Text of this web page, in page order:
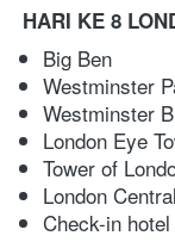
HARI KE 8
Big Ben
Westminster
Westminster
London Eye
Tower of
London
Check-in hotel